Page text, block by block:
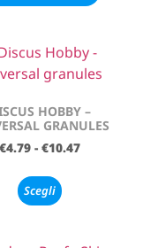
HOBBY –
GRANULES
€4.79 - €10.47
Scegli